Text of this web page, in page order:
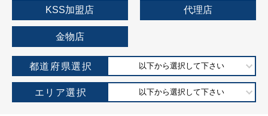
KSS加盟店 代理店
金物店
都道府県選択 以下から選択して下さい
エリア選択 以下から選択して下さい